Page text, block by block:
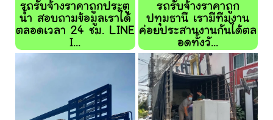
รถรับจ้างราคาถูกประตู
น้ำ สอบถามข้อมูลเราได้
ตลอดเวลา 24 ชม. LINE
I...
รถรับจ้างราคาถูก
ปทุมธานี เรามีทีมงาน
ค่อยประสานงานกันได้ตล
อดทั้งวั...